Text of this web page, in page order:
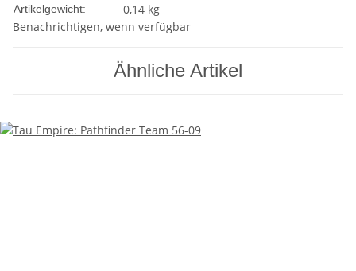
Artikelgewicht: 0,14 kg
Benachrichtigen, wenn verfügbar
Ähnliche Artikel